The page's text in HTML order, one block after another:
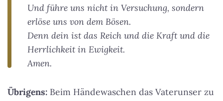
Und führe uns nicht in Versuchung, sondern
erlöse uns von dem Bösen.
Denn dein ist das Reich und die Kraft und die
Herrlichkeit in Ewigkeit.
Amen.
Übrigens: Beim Händewaschen das Vaterunser zu